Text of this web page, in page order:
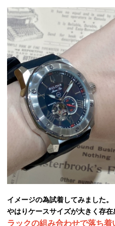
イメージの為試着してみました。
やはりケースサイズが大きく存在
ラックの組み合わせで落ち着